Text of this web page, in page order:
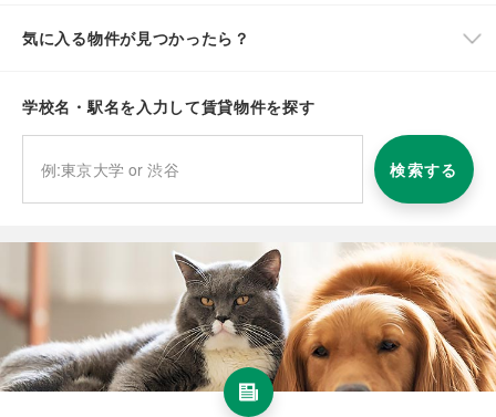
気に入る物件が見つかったら？
学校名・駅名を入力して賃貸物件を探す
検索する